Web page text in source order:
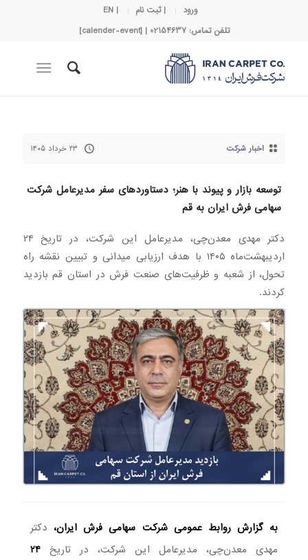
ورود | ثبت نام
| EN
تلفن تماس: 02154637 | [calender-event]
اخبار شرکت ۲۳ خرداد ۱۴۰۵
توسعه بازار و پیوند با هنر؛ دستاوردهای سفر مدیرعامل شرکت
سهامی فرش ایران به قم
دکتر مهدی معدن‌چی، مدیرعامل این شرکت، در تاریخ ۲۴
اردیبهشت‌ماه ۱۴۰۵ با هدف ارزیابی میدانی و تبیین نقشه راه
تحول، از شعبه و ظرفیت‌های صنعت فرش در استان قم بازدید
کردند.
به گزارش روابط عمومی شرکت سهامی فرش ایران، دکتر
مهدی معدن‌چی، مدیرعامل این شرکت، در تاریخ۲۴